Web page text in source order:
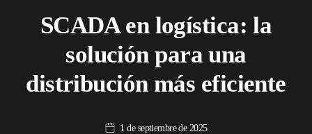
SCADA en logística: la
solución para una
distribución más eficiente
1 de septiembre de 2025